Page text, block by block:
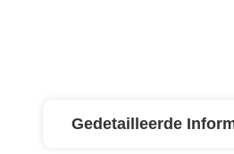
Gedetailleerde